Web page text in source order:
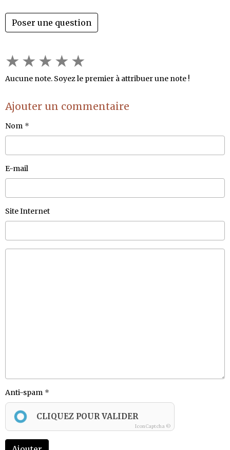
Poser une question
★ ★ ★ ★ ★
Aucune note. Soyez le premier à attribuer une note !
Ajouter un commentaire
Nom
E-mail
Site Internet
Anti-spam
CLIQUEZ POUR VALIDER
IconCaptcha ©